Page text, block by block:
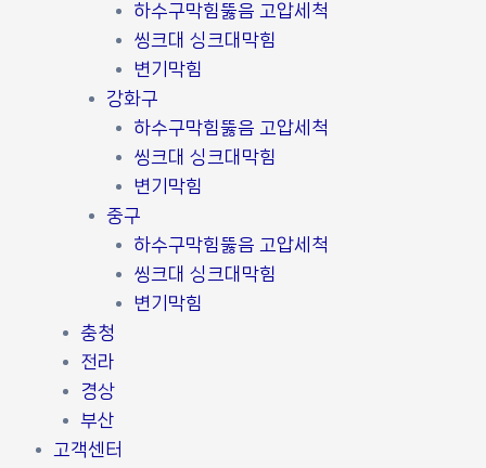
하수구막힘뚫음 고압세척
씽크대 싱크대막힘
변기막힘
강화구
하수구막힘뚫음 고압세척
씽크대 싱크대막힘
변기막힘
중구
하수구막힘뚫음 고압세척
씽크대 싱크대막힘
변기막힘
충청
전라
경상
부산
고객센터